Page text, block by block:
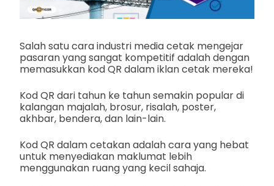
Salah satu cara industri media cetak mengejar
pasaran yang sangat kompetitif adalah dengan
memasukkan kod QR dalam iklan cetak mereka!
Kod QR dari tahun ke tahun semakin popular di
kalangan majalah, brosur, risalah, poster,
akhbar, bendera, dan lain-lain.
Kod QR dalam cetakan adalah cara yang hebat
untuk menyediakan maklumat lebih
menggunakan ruang yang kecil sahaja.